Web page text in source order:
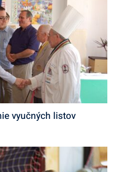
vyučných listov